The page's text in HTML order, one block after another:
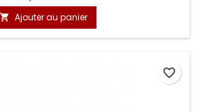
 Ajouter au panier
favorite_border